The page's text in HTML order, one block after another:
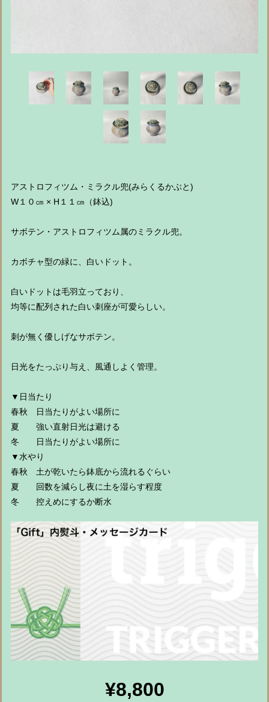
アストロフィツム・ミラクル兜(みらくるかぶと)
W１０㎝ × H１１㎝（鉢込)
サボテン・アストロフィツム属のミラクル兜。
カボチャ型の緑に、白いドット。
白いドットは毛羽立っており、
均等に配列された白い刺座が可愛らしい。
刺が無く優しげなサボテン。
日光をたっぷり与え、風通しよく管理。
▼日当たり
春秋 日当たりがよい場所に
夏 強い直射日光は避ける
冬 日当たりがよい場所に
▼水やり
春秋 土が乾いたら鉢底から流れるぐらい
夏 回数を減らし夜に土を湿らす程度
冬 控えめにするか断水
¥8,800